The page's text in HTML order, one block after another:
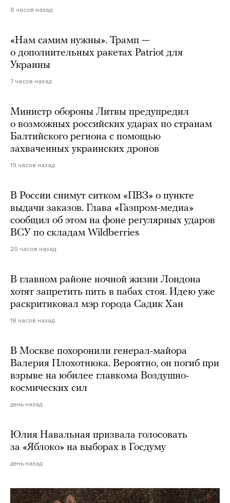
8 часов назад
«Нам самим нужны». Трамп —
о дополнительных ракетах Patriot для
Украины
7 часов назад
Министр обороны Литвы предупредил
о возможных российских ударах по странам
Балтийского региона с помощью
захваченных украинских дронов
19 часов назад
В России снимут ситком «ПВЗ» о пункте
выдачи заказов. Глава «Газпром-медиа»
сообщил об этом на фоне регулярных ударов
ВСУ по складам Wildberries
20 часов назад
В главном районе ночной жизни Лондона
хотят запретить пить в пабах стоя. Идею уже
раскритиковал мэр города Садик Хан
18 часов назад
В Москве похоронили генерал-майора
Валерия Плохотнюка. Вероятно, он погиб при
взрыве на юбилее главкома Воздушно-
космических сил
день назад
Юлия Навальная призвала голосовать
за «Яблоко» на выборах в Госдуму
день назад